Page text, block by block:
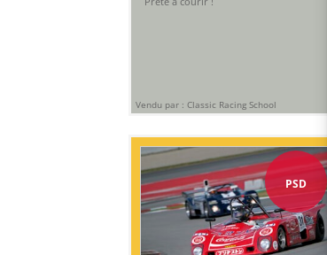
Vendu par : Classic Racing School
PSD